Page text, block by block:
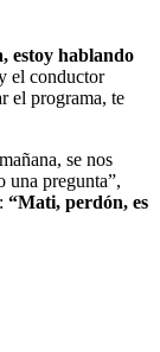
estoy hablando
el conductor
el programa, te
se nos
una pregunta”,
“Mati, perdón, es